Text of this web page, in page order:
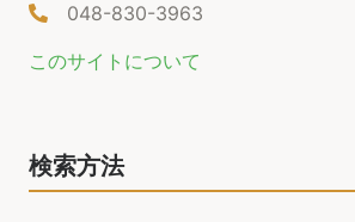
048-830-3963
このサイトについて
検索方法